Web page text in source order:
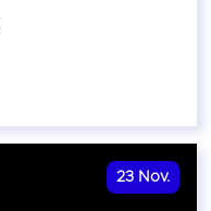
23 Nov.